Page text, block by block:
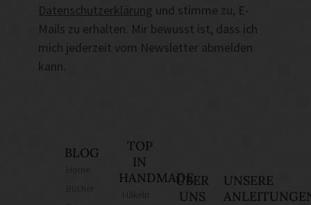
Datenschutzerklärung und stimme zu, E-
Mails zu erhalten. Mir bewusst ist, dass ich
mich jederzeit vom Newsletter abmelden
kann.
BLOG
TOP
IN
HANDMADEÜBER
UNS
UNSERE